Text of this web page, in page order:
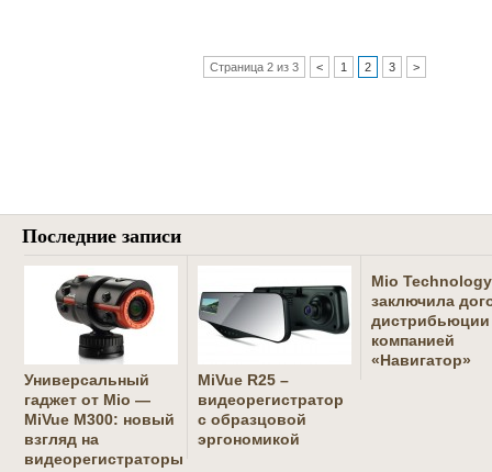
Страница 2 из 3 < 1 2 3 >
Последние записи
Универсальный
гаджет от Mio —
MiVue M300: новый
взгляд на
видеорегистраторы
MiVue R25 –
видеорегистратор
с образцовой
эргономикой
Mio Technology
заключила
дистрибьюции
компанией
«Навигатор»